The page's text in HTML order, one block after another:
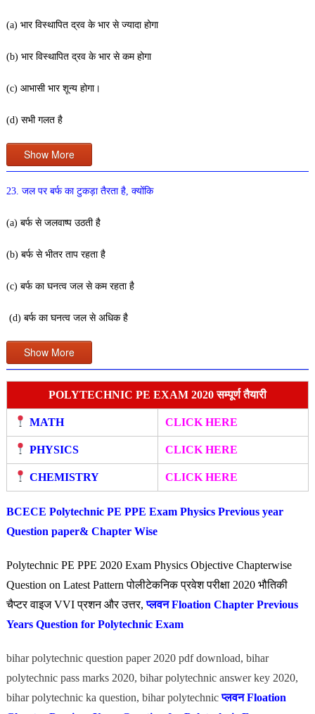
(a) भार विस्थापित द्रव के भार से ज्यादा होगा
(b) भार विस्थापित द्रव के भार से कम होगा
(c) आभासी भार शून्य होगा।
(d) सभी गलत है
Show More
23. जल पर बर्फ का टुकड़ा तैरता है, क्योंकि
(a) बर्फ से जलवाष्प उठती है
(b) बर्फ से भीतर ताप रहता है
(c) बर्फ का घनत्व जल से कम रहता है
(d) बर्फ का घनत्व जल से अधिक है
Show More
POLYTECHNIC PE EXAM 2020 सम्पूर्ण तैयारी
MATH CLICK HERE
PHYSICS CLICK HERE
CHEMISTRY CLICK HERE
BCECE Polytechnic PE PPE Exam Physics Previous year
Question paper& Chapter Wise
Polytechnic PE PPE 2020 Exam Physics Objective Chapterwise
Question on Latest Pattern पोलीटेकनिक प्रवेश परीक्षा 2020 भौतिकी
चैप्टर वाइज VVI प्रशन और उत्तर,प्लवनFloation Chapter Previous
Years Question for Polytechnic Exam
bihar polytechnic question paper 2020 pdf download, bihar
polytechnic pass marks 2020, bihar polytechnic answer key 2020,
bihar polytechnic ka question, bihar polytechnicप्लवनFloation